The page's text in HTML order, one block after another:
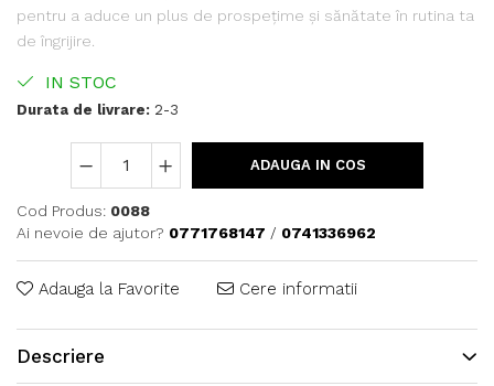
pentru a aduce un plus de prospețime și sănătate în rutina ta
de îngrijire.
IN STOC
Durata de livrare: 2-3
ADAUGA IN COS
Cod Produs: 0088
Ai nevoie de ajutor? 0771768147 / 0741336962
Adauga la Favorite Cere informatii
Descriere